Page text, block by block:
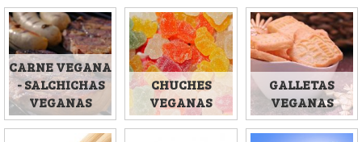
CARNE VEGANA
- SALCHICHAS
VEGANAS
CHUCHES
VEGANAS
GALLETAS
VEGANAS